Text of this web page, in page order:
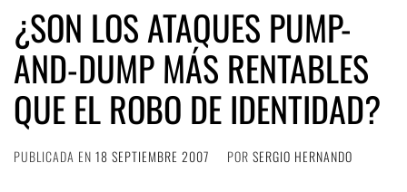
¿SON LOS ATAQUES PUMP-
AND-DUMP MÁS RENTABLES
QUE EL ROBO DE IDENTIDAD?
PUBLICADA EN 18 SEPTIEMBRE 2007 POR SERGIO HERNANDO